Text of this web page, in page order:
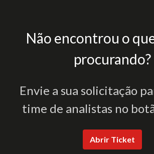
Não encontrou o
procurando?
Envie a sua solicitação
time de analistas no
Abrir Ticket